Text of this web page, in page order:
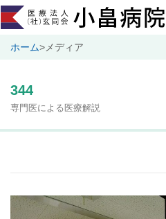
ホーム> メディア
344
専門医による医療解説